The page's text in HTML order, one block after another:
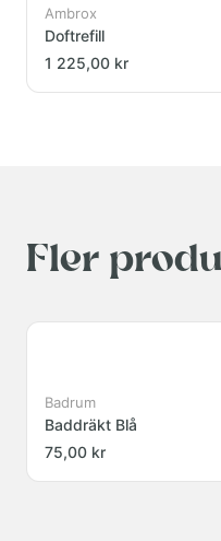
Ambrox
Doftrefill
1 225,00 kr
Fler
Badrum
Baddräkt Blå
75,00 kr